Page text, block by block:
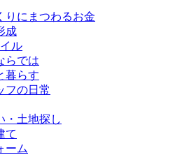
りにまつわるお金
成
ル
らでは
暮らす
フの日常
・土地探し
て
ーム